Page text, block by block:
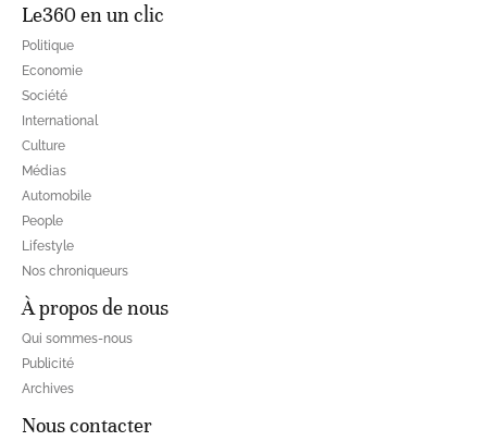
Le360 en un clic
Politique
Economie
Société
International
Culture
Médias
Automobile
People
Lifestyle
Nos chroniqueurs
À propos de nous
Qui sommes-nous
Publicité
Archives
Nous contacter